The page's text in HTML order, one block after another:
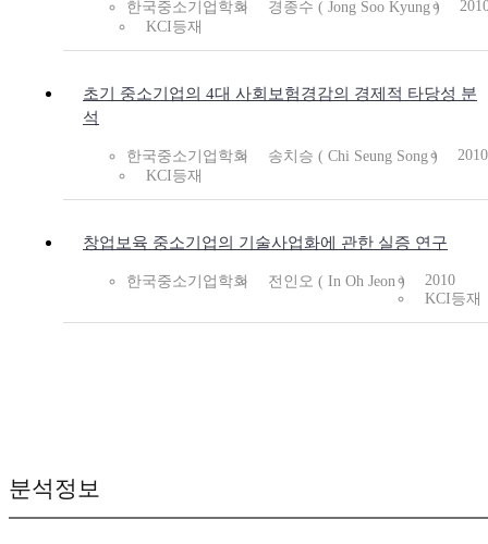
한국중소기업학회 경종수 ( Jong Soo Kyung )
KCI등재
초기 중소기업의 4대 사회보험경감의 경제적 타당성 분
석
한국중소기업학회 송치승 ( Chi Seung Song )
2010
KCI등재
창업보육 중소기업의 기술사업화에 관한 실증 연구
한국중소기업학회 전인오 ( In Oh Jeon )
2010
KCI등재
분석정보